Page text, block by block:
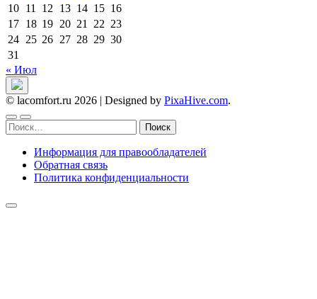
10 11 12 13 14 15 16
17 18 19 20 21 22 23
24 25 26 27 28 29 30
31
« Июл
© lacomfort.ru 2026 | Designed by PixaHive.com.
Найти:
Информация для правообладателей
Обратная связь
Политика конфиденциальности